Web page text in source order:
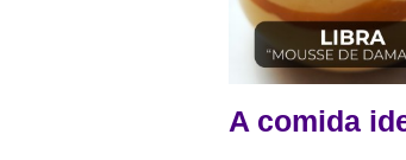
A comida